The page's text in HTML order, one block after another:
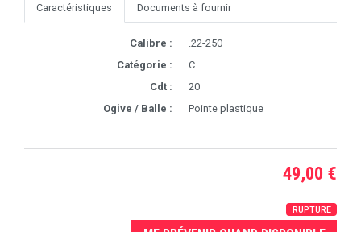
Caractéristiques Documents à fournir
Calibre :
.22-250
Catégorie :
C
Cdt :
20
Ogive / Balle :
Pointe plastique
49,00 €
RUPTURE